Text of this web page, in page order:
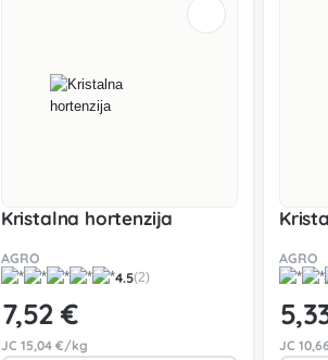
Kristalna hortenzija
AGRO
4.5(2)
7,52 €
JC 15,04 €/kg
AGRO
5
JC 10